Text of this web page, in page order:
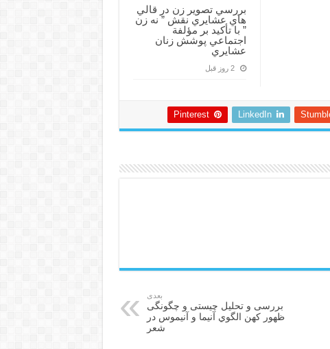
بررسي تصوير زن در قالي
هاي عشايري نقش ” نه زن
” با تأكيد بر مؤلفة
اجتماعي پوشش زنان
عشايري
2 روز قبل
LinkedIn
Pinterest
بعدی
بررسی و تحلیل چیستی و چگونگی
ظهور کهن الگوي آنیما و آنیموس در
شعر